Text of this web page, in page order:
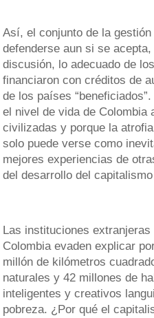
Así, el conjunto de la
defenderse aun si se
discusión, lo adecuado de
financiaron con créditos de
de los países
el nivel de vida de Colombia
civilizadas y porque la
solo puede verse como
mejores experiencias de
del desarrollo del
Las instituciones extranjeras
Colombia evaden explicar
millón de kilómetros
naturales y 42 millones de
inteligentes y creativos
pobreza. ¿Por qué el